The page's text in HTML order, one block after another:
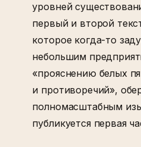
уровней
первый и второй
которое когда-то
небольшим
«прояснению белых
и противоречий»,
полномасштабным
публикуется первая